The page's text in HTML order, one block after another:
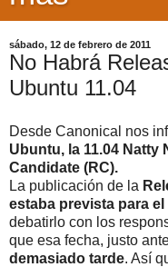
sábado, 12 de febrero de 2011
No Habrá
Ubuntu 11.04
Desde Canonical nos
Ubuntu, la 11.04 Natty
Candidate (RC).
La publicación de la
estaba prevista para el
debatirlo con los
que esa fecha, justo
demasiado tarde. Así